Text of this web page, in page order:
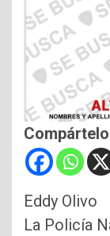
Eddy Olivo
La Policía